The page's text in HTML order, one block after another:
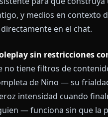
y medios en contexto
en el chat.
sin restricciones
no tiene filtros de
de Nino — su
intensidad cuando
— funciona sin que la